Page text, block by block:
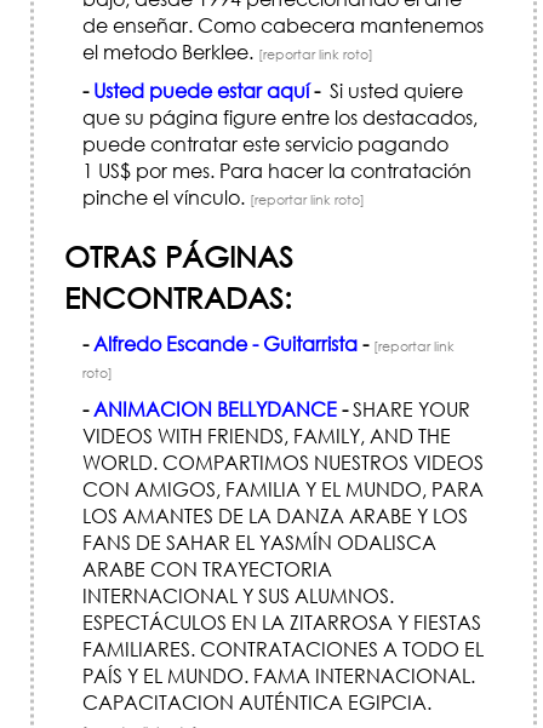
de enseñar. Como cabecera mantenemos
el metodo Berklee. [reportar link roto]
- Usted puede estar aquí-Si usted quiere
que su página figure entre los destacados,
puede contratar este servicio pagando
1 US$ por mes. Para hacer la contratación
pinche el vínculo. [reportar link roto]
OTRAS PÁGINAS
ENCONTRADAS:
-Alfredo Escande - Guitarrista- [reportar link
roto]
-ANIMACION BELLYDANCE-SHARE YOUR
VIDEOS WITH FRIENDS, FAMILY, AND THE
WORLD. COMPARTIMOS NUESTROS VIDEOS
CON AMIGOS, FAMILIA Y EL MUNDO, PARA
LOS AMANTES DE LA DANZA ARABE Y LOS
FANS DE SAHAR EL YASMÍN ODALISCA
ARABE CON TRAYECTORIA
INTERNACIONAL Y SUS ALUMNOS.
ESPECTÁCULOS EN LA ZITARROSA Y FIESTAS
FAMILIARES. CONTRATACIONES A TODO EL
PAÍS Y EL MUNDO. FAMA INTERNACIONAL.
CAPACITACION AUTÉNTICA EGIPCIA.